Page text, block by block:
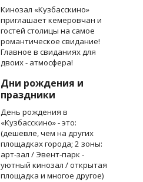
Кинозал «Кузбасскино»
приглашает кемеровчан и
гостей столицы на самое
романтическое свидание!
Главное в свиданиях для
двоих - атмосфера!
Дни рождения и
праздники
День рождения в
«Кузбасскино» - это:
(дешевле, чем на других
площадках города; 2 зоны:
арт-зал / Эвент-парк -
уютный кинозал / открытая
площадка и многое другое)